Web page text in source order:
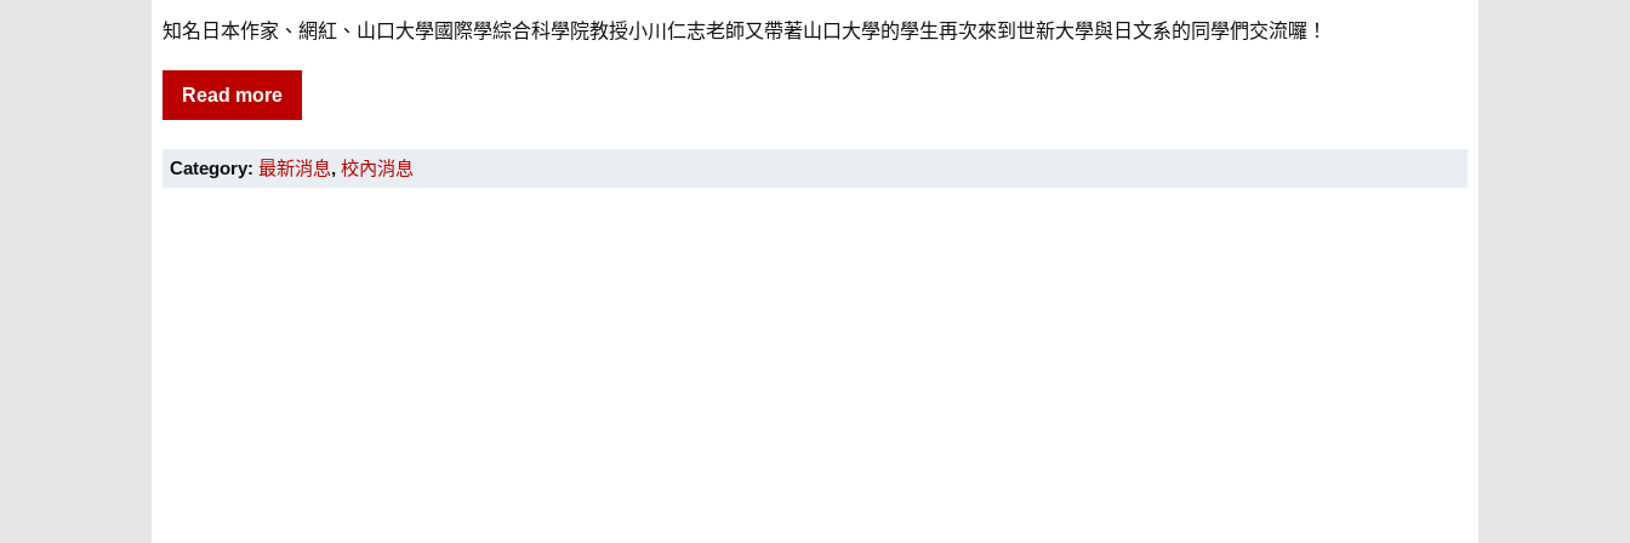
知名日本作家、網紅、山口大學國際學綜合科學院教授小川仁志老師又帶著山口大學的學生再次來到世新大學與日文系的同學們交流囉！
Read more
Category: 最新消息, 校內消息